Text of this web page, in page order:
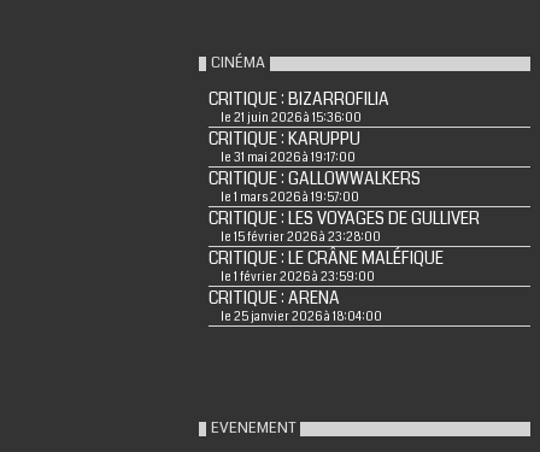
CINÉMA
CRITIQUE : BIZARROFILIA
le 21 juin 2026 à 15:36:00
CRITIQUE : KARUPPU
le 31 mai 2026 à 19:17:00
CRITIQUE : GALLOWWALKERS
le 1 mars 2026 à 19:57:00
CRITIQUE : LES VOYAGES DE GULLIVER
le 15 février 2026 à 23:28:00
CRITIQUE : LE CRÂNE MALÉFIQUE
le 1 février 2026 à 23:59:00
CRITIQUE : ARENA
le 25 janvier 2026 à 18:04:00
EVENEMENT